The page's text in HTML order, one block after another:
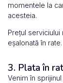
momentele la
acesteia.
Prețul
eșalonată în rate.
3. Plata în
Venim în